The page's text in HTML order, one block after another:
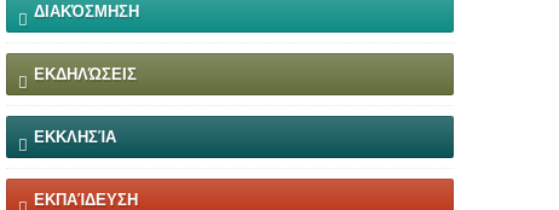
ΔΙΑΚΌΣΜΗΣΗ
ΕΚΔΗΛΏΣΕΙΣ
ΕΚΚΛΗΣΊΑ
ΕΚΠΑΊΔΕΥΣΗ